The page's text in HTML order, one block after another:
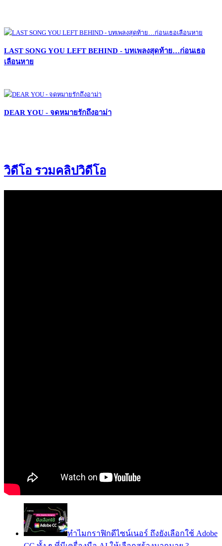
LAST SONG YOU LEFT BEHIND - บทเพลงสุดท้าย…ก่อนเธอ
เลือนหาย
DEAR YOU - จดหมายรักถึงอาม่า
วิดีโอ รวมคลิปวิดีโอ
ทำไมกราฟิกดีไซน์เนอร์ ถึงยังเลือกใช้ Adobe